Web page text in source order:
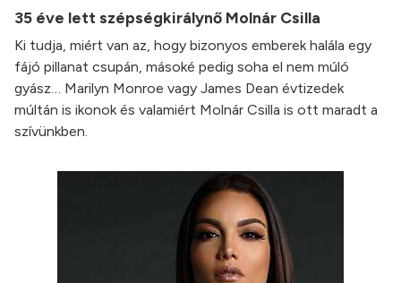
35 éve lett szépségkirálynő Molnár Csilla
Ki tudja, miért van az, hogy bizonyos emberek halála egy
fájó pillanat csupán, másoké pedig soha el nem múló
gyász… Marilyn Monroe vagy James Dean évtizedek
múltán is ikonok és valamiért Molnár Csilla is ott maradt a
szívünkben.